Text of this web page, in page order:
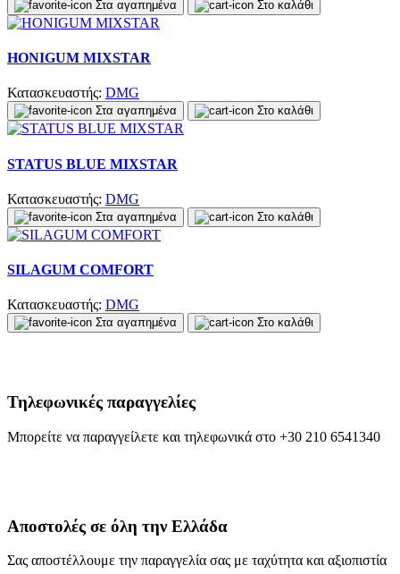
Στα αγαπημένα Στο καλάθι
HONIGUM MIXSTAR
Κατασκευαστής: DMG
Στα αγαπημένα Στο καλάθι
STATUS BLUE MIXSTAR
Κατασκευαστής: DMG
Στα αγαπημένα Στο καλάθι
SILAGUM COMFORT
Κατασκευαστής: DMG
Στα αγαπημένα Στο καλάθι
Τηλεφωνικές παραγγελίες
Μπορείτε να παραγγείλετε και τηλεφωνικά στο +30 210 6541340
Αποστολές σε όλη την Ελλάδα
Σας αποστέλλουμε την παραγγελία σας με ταχύτητα και αξιοπιστία